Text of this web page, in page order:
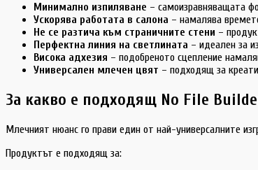
Минимално изпиляване – самоизравняващата
Ускорява работата в салона – намалява
Не се разтича към страничните стени –
Перфектна линия на светлината – идеален за
Висока адхезия – подобреното сцепление
Универсален млечен цвят – подходящ за
За какво е подходящ No File
Млечният нюанс го прави един от най-универсалните
Продуктът е подходящ за: